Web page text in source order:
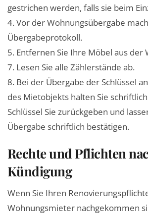
gestrichen werden, falls sie beim
4. Vor der Wohnungsübergabe
Übergabeprotokoll.
5. Entfernen Sie Ihre Möbel aus der
7. Lesen Sie alle Zählerstände ab.
8. Bei der Übergabe der Schlüssel
des Mietobjekts halten Sie
Schlüssel Sie zurückgeben und
Übergabe schriftlich bestätigen.
Rechte und Pflichten
Kündigung
Wenn Sie Ihren
Wohnungsmieter nachgekommen